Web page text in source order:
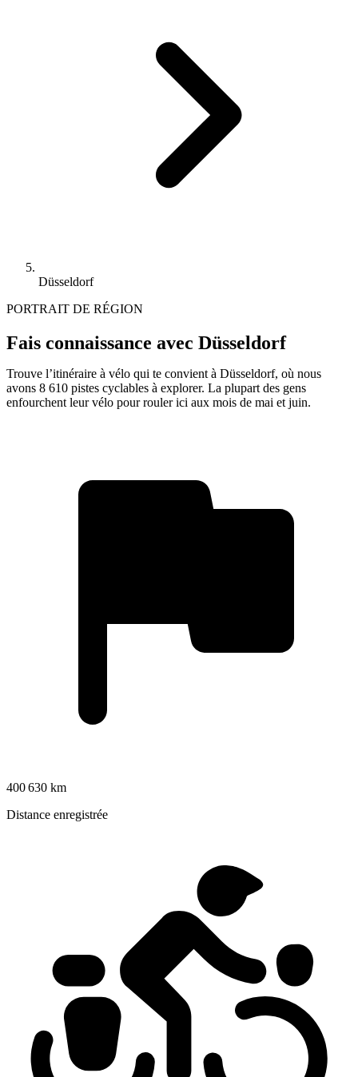
Düsseldorf
PORTRAIT DE RÉGION
Fais connaissance avec Düsseldorf
Trouve l’itinéraire à vélo qui te convient à Düsseldorf, où nous
avons 8 610 pistes cyclables à explorer. La plupart des gens
enfourchent leur vélo pour rouler ici aux mois de mai et juin.
400 630 km
Distance enregistrée